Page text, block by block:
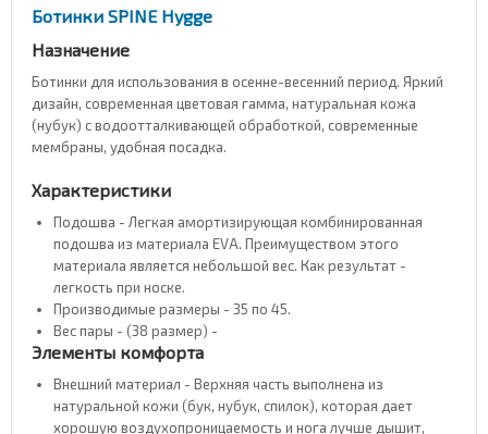
Ботинки SPINE Hygge
Назначение
Ботинки для использования в осенне-весенний период. Яркий
дизайн, современная цветовая гамма, натуральная кожа
(нубук) с водоотталкивающей обработкой, современные
мембраны, удобная посадка.
Характеристики
Подошва - Легкая амортизирующая комбинированная
подошва из материала EVA. Преимуществом этого
материала является небольшой вес. Как результат -
легкость при носке.
Производимые размеры - 35 по 45.
Вес пары - (38 размер) -
Элементы комфорта
Внешний материал - Верхняя часть выполнена из
натуральной кожи (бук, нубук, спилок), которая дает
хорошую воздухопроницаемость и нога лучше дышит,